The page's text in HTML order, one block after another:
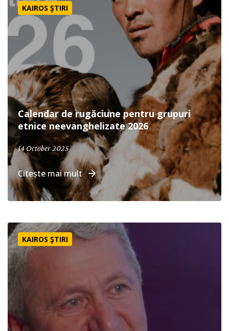
Calendar de rugăciune pentru grupuri
etnice neevanghelizate 2026
KAIROS ŞTIRI
14 October 2025October 14, 2025
Citește mai mult
Ne rugăm pentru poporul fulanii din Nigeria |
KAIROS ŞTIRI